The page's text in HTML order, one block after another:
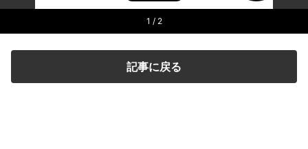
1 / 2
記事に戻る